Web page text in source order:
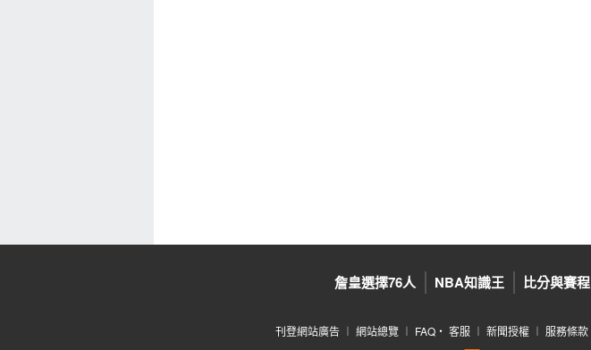
詹皇選擇76人 NBA知識王 比分與賽程
刊登網站廣告 ︱ 網站總覽 ︱ FAQ ‧ 客服 ︱ 新聞授權 ︱ 服務條款